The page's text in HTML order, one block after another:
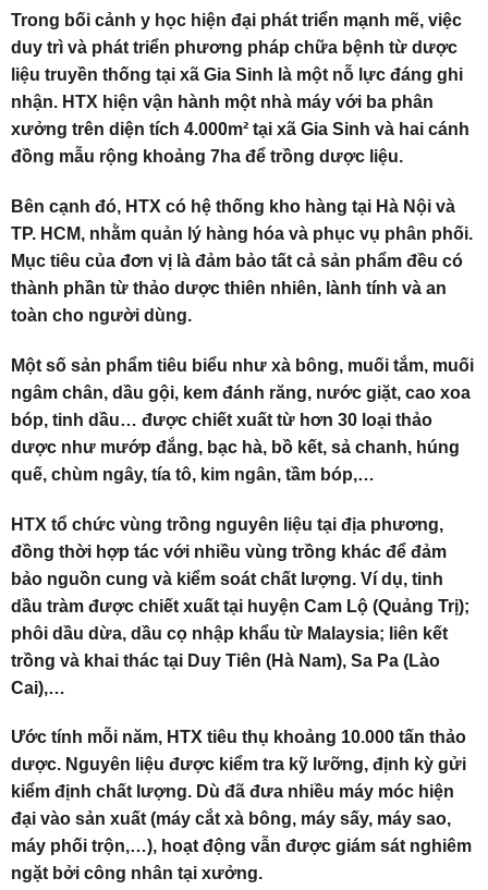
Trong bối cảnh y học hiện đại phát triển mạnh mẽ, việc
duy trì và phát triển phương pháp chữa bệnh từ dược
liệu truyền thống tại xã Gia Sinh là một nỗ lực đáng ghi
nhận. HTX hiện vận hành một nhà máy với ba phân
xưởng trên diện tích 4.000m² tại xã Gia Sinh và hai cánh
đồng mẫu rộng khoảng 7ha để trồng dược liệu.
Bên cạnh đó, HTX có hệ thống kho hàng tại Hà Nội và
TP. HCM, nhằm quản lý hàng hóa và phục vụ phân phối.
Mục tiêu của đơn vị là đảm bảo tất cả sản phẩm đều có
thành phần từ thảo dược thiên nhiên, lành tính và an
toàn cho người dùng.
Một số sản phẩm tiêu biểu như xà bông, muối tắm, muối
ngâm chân, dầu gội, kem đánh răng, nước giặt, cao xoa
bóp, tinh dầu… được chiết xuất từ hơn 30 loại thảo
dược như mướp đắng, bạc hà, bồ kết, sả chanh, húng
quế, chùm ngây, tía tô, kim ngân, tầm bóp,…
HTX tổ chức vùng trồng nguyên liệu tại địa phương,
đồng thời hợp tác với nhiều vùng trồng khác để đảm
bảo nguồn cung và kiểm soát chất lượng. Ví dụ, tinh
dầu tràm được chiết xuất tại huyện Cam Lộ (Quảng Trị);
phôi dầu dừa, dầu cọ nhập khẩu từ Malaysia; liên kết
trồng và khai thác tại Duy Tiên (Hà Nam), Sa Pa (Lào
Cai),…
Ước tính mỗi năm, HTX tiêu thụ khoảng 10.000 tấn thảo
dược. Nguyên liệu được kiểm tra kỹ lưỡng, định kỳ gửi
kiểm định chất lượng. Dù đã đưa nhiều máy móc hiện
đại vào sản xuất (máy cắt xà bông, máy sấy, máy sao,
máy phối trộn,…), hoạt động vẫn được giám sát nghiêm
ngặt bởi công nhân tại xưởng.